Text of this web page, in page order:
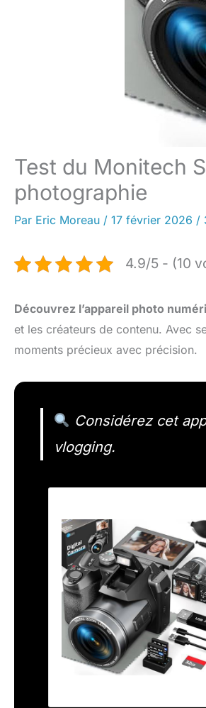
Test du Monitech
photographie
Par Eric Moreau / 17 février 2026 /
4.9/5 - (10
Découvrez l’appareil photo
et les créateurs de contenu. Avec
moments précieux avec précision.
Considérez cet
vlogging.